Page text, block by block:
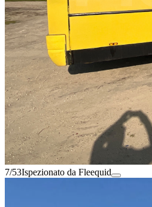
7/53Ispezionato da Fleequid